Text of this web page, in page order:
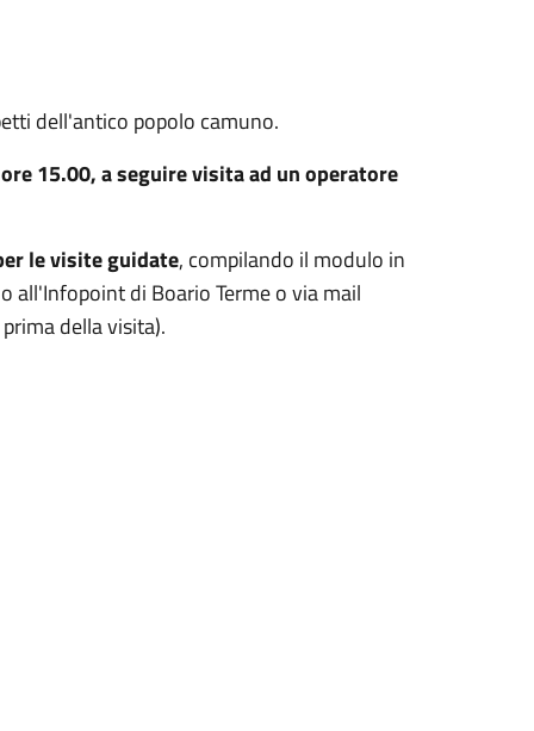
dell'antico popolo camuno.
15.00, a seguire visita ad un operatore
le visite guidate, compilando il modulo in
all'Infopoint di Boario Terme o via mail
della visita).